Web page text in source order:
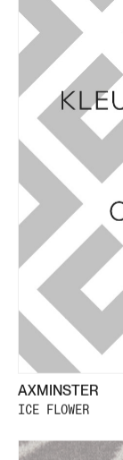
AXMINSTER
ICE FLOWER